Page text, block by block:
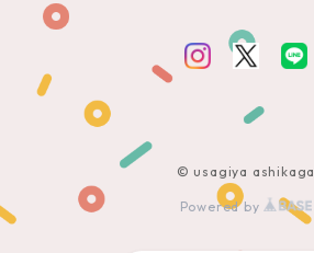
© usagiya ashikaga
Powered by